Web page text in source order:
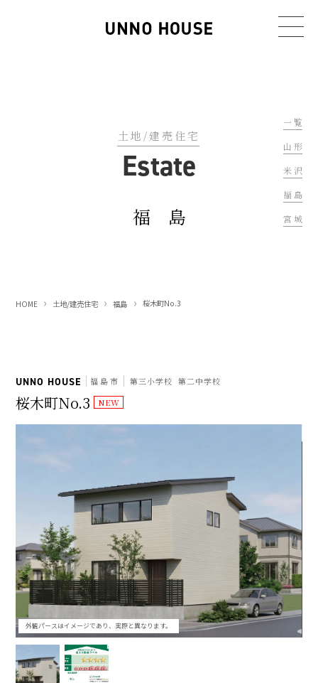
土地/建売住宅
Estate
福 島
一 覧
山 形
米 沢
福 島
宮 城
HOME 土地/建売住宅 福島 桜木町No.3
UNNO HOUSE 福島市 第三小学校 第二中学校
桜木町No.3
外観パースはイメージであり、実際と異なります。